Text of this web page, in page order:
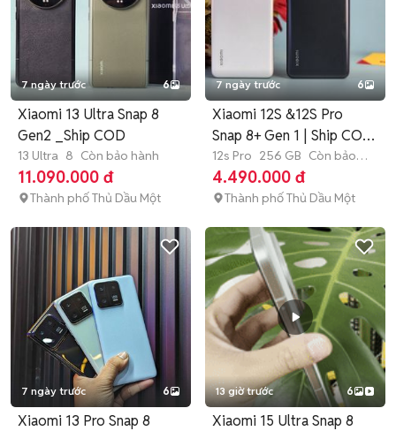
7 ngày trước 6
Xiaomi 13 Ultra Snap 8
Gen2 _Ship COD
13 Ultra 8 Còn bảo hành
11.090.000 đ
Thành phố Thủ Dầu Một
7 ngày trước 6
Xiaomi 12S &12S Pro
Snap 8+ Gen 1 | Ship COD
- Góp
12s Pro 256 GB Còn bảo
hành
4.490.000 đ
Thành phố Thủ Dầu Một
7 ngày trước 6
Xiaomi 13 Pro Snap 8
13 giờ trước 6
Xiaomi 15 Ultra Snap 8